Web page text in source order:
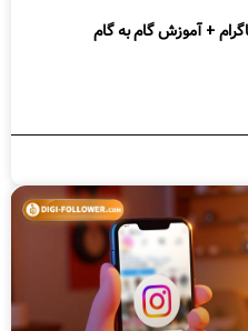
+ آموزش گام به گام